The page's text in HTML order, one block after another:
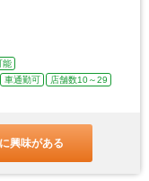
能
車通勤可
店舗数10～29
興味がある